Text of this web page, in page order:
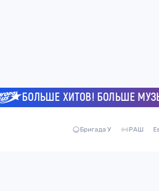
БОЛЬШЕ ХИТОВ! БОЛЬШЕ
Бригада У РАШ